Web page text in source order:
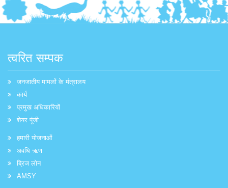
त्वरित सम्पक
जनजातीय मामलों के मंत्रालय
कार्य
प्रमुख अधिकारियों
शेयर पूंजी
हमारी योजनाओं
अवधि ऋण
ब्रिज लोन
AMSY